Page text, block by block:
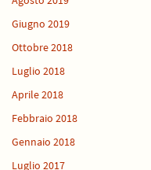
Giugno 2019
Ottobre 2018
Luglio 2018
Aprile 2018
Febbraio 2018
Gennaio 2018
Luglio 2017